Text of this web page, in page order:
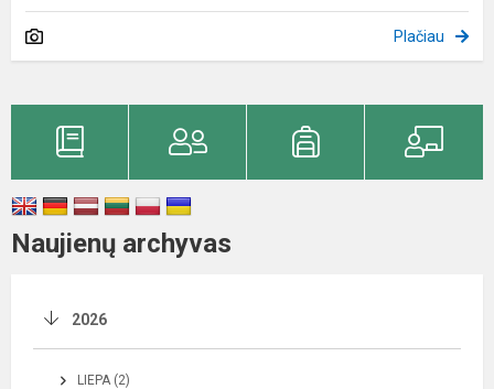
Plačiau
Naujienų archyvas
2026
LIEPA (2)